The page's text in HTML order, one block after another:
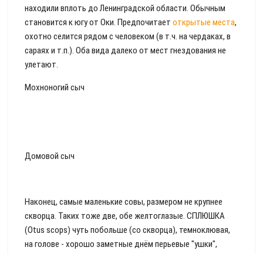
находили вплоть до Ленинградской области. Обычным
становится к югу от Оки. Предпочитает открытые места,
охотно селится рядом с человеком (в т.ч. на чердаках, в
сараях и т.п.). Оба вида далеко от мест гнездования не
улетают.
Мохноногий сыч
Домовой сыч
Наконец, самые маленькие совы, размером не крупнее
скворца. Таких тоже две, обе желтоглазые. СПЛЮШКА
(Otus scops) чуть побольше (со скворца), темноклювая,
на голове - хорошо заметные днём перьевые "ушки",